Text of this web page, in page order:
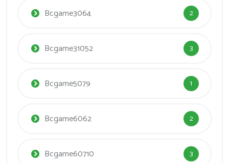
Bcgame3064 2
Bcgame31052 3
Bcgame5079 1
Bcgame6062 2
Bcgame60710 3